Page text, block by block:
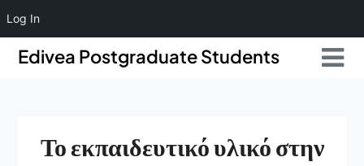
Log In
Skip
SkipEdivea Postgraduate Students
Το εκπαιδευτικό υλικό στην